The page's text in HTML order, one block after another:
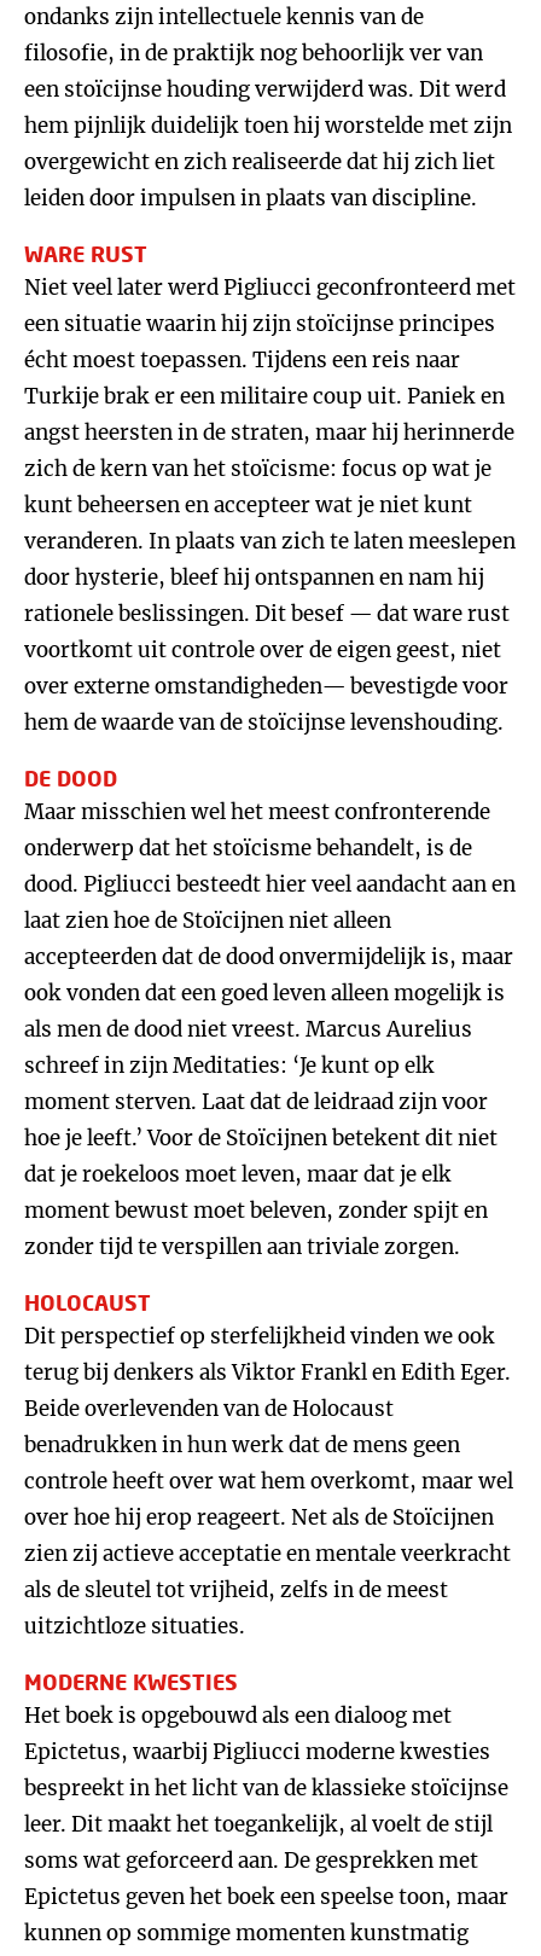
ondanks zijn intellectuele kennis van de
filosofie, in de praktijk nog behoorlijk ver van
een stoïcijnse houding verwijderd was. Dit werd
hem pijnlijk duidelijk toen hij worstelde met zijn
overgewicht en zich realiseerde dat hij zich liet
leiden door impulsen in plaats van discipline.
WARE RUST
Niet veel later werd Pigliucci geconfronteerd met
een situatie waarin hij zijn stoïcijnse principes
écht moest toepassen. Tijdens een reis naar
Turkije brak er een militaire coup uit. Paniek en
angst heersten in de straten, maar hij herinnerde
zich de kern van het stoïcisme: focus op wat je
kunt beheersen en accepteer wat je niet kunt
veranderen. In plaats van zich te laten meeslepen
door hysterie, bleef hij ontspannen en nam hij
rationele beslissingen. Dit besef — dat ware rust
voortkomt uit controle over de eigen geest, niet
over externe omstandigheden— bevestigde voor
hem de waarde van de stoïcijnse levenshouding.
DE DOOD
Maar misschien wel het meest confronterende
onderwerp dat het stoïcisme behandelt, is de
dood. Pigliucci besteedt hier veel aandacht aan en
laat zien hoe de Stoïcijnen niet alleen
accepteerden dat de dood onvermijdelijk is, maar
ook vonden dat een goed leven alleen mogelijk is
als men de dood niet vreest. Marcus Aurelius
schreef in zijn Meditaties: ‘Je kunt op elk
moment sterven. Laat dat de leidraad zijn voor
hoe je leeft.’ Voor de Stoïcijnen betekent dit niet
dat je roekeloos moet leven, maar dat je elk
moment bewust moet beleven, zonder spijt en
zonder tijd te verspillen aan triviale zorgen.
HOLOCAUST
Dit perspectief op sterfelijkheid vinden we ook
terug bij denkers als Viktor Frankl en Edith Eger.
Beide overlevenden van de Holocaust
benadrukken in hun werk dat de mens geen
controle heeft over wat hem overkomt, maar wel
over hoe hij erop reageert. Net als de Stoïcijnen
zien zij actieve acceptatie en mentale veerkracht
als de sleutel tot vrijheid, zelfs in de meest
uitzichtloze situaties.
MODERNE KWESTIES
Het boek is opgebouwd als een dialoog met
Epictetus, waarbij Pigliucci moderne kwesties
bespreekt in het licht van de klassieke stoïcijnse
leer. Dit maakt het toegankelijk, al voelt de stijl
soms wat geforceerd aan. De gesprekken met
Epictetus geven het boek een speelse toon, maar
kunnen op sommige momenten kunstmatig